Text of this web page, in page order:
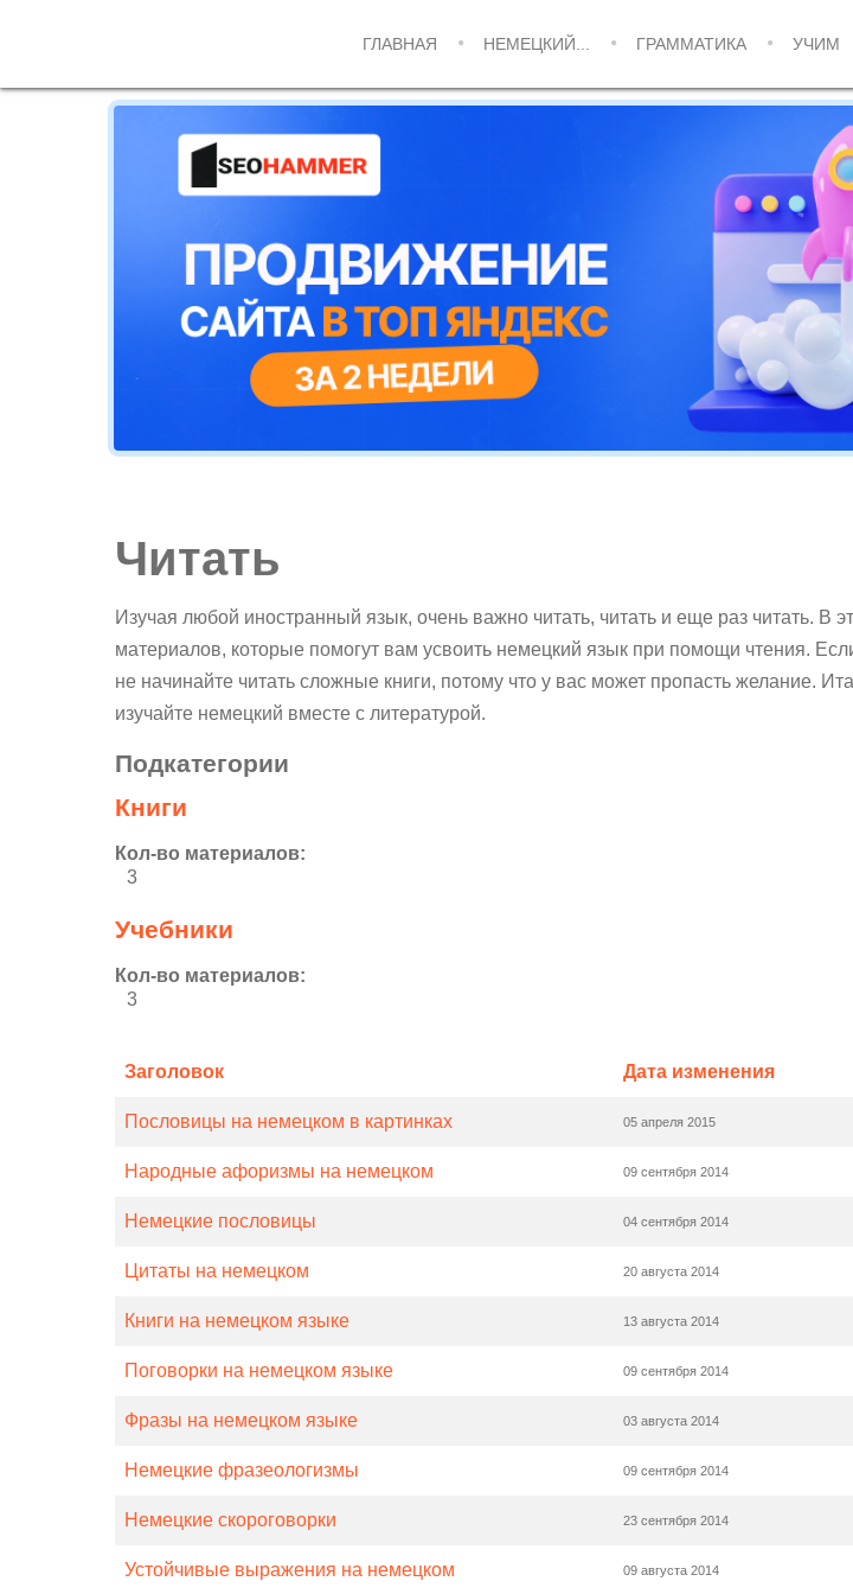
ГЛАВНАЯ НЕМЕЦКИЙ... ГРАММАТИКА УЧИМ
Читать
Изучая любой иностранный язык, очень важно читать, читать и еще раз читать. В
материалов, которые помогут вам усвоить немецкий язык при помощи чтения.
не начинайте читать сложные книги, потому что у вас может пропасть желание.
изучайте немецкий вместе с литературой.
Подкатегории
Книги
Кол-во материалов:
3
Учебники
Кол-во материалов:
3
Заголовок Дата изменения
Пословицы на немецком в картинках 05 апреля 2015
Народные афоризмы на немецком 09 сентября 2014
Немецкие пословицы 04 сентября 2014
Цитаты на немецком 20 августа 2014
Книги на немецком языке 13 августа 2014
Поговорки на немецком языке 09 сентября 2014
Фразы на немецком языке 03 августа 2014
Немецкие фразеологизмы 09 сентября 2014
Немецкие скороговорки 23 сентября 2014
Устойчивые выражения на немецком 09 августа 2014